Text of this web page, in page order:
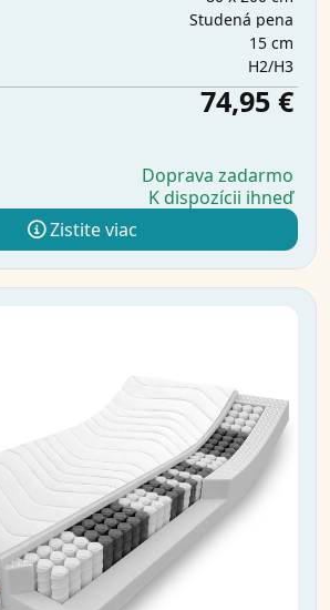
Studená pena
15 cm
H2/H3
74,95 €
Doprava zadarmo
K dispozícii ihneď
Zistite viac